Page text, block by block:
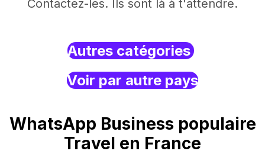
Contactez-les. Ils sont là à t'attendre.
Autres catégories
Voir par autre pays
WhatsApp Business populaire
Travel en France